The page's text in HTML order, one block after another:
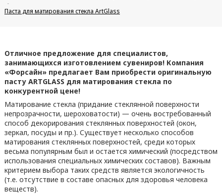
Паста для матирования стекла ArtGlass
Отличное предложение для специалистов,
занимающихся изготовлением сувениров! Компания
«Форсайн» предлагает Вам приобрести оригинальную
пасту ARTGLASS для матирования стекла по
конкурентной цене!
Матирование стекла (придание стеклянной поверхности
непрозрачности, шероховатости) — очень востребованный
способ декорирования стеклянных поверхностей (окон,
зеркал, посуды и пр.). Существует несколько способов
матирования стеклянных поверхностей, среди которых
весьма популярным был и остается химический (посредством
использования специальных химических составов). Важным
критерием выбора таких средств является экологичность
(т.е. отсутствие в составе опасных для здоровья человека
веществ).